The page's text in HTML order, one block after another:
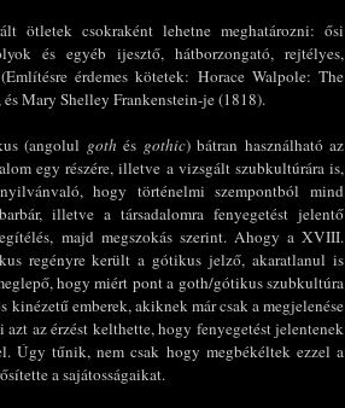
ötletek csokraként lehetne meghatározni: ősi
és egyéb ijesztő, hátborzongató, rejtélyes,
érdemes kötetek: Horace Walpole: The
Mary Shelley Frankenstein-je (1818).
(angolul goth és gothic) bátran használható az
egy részére, illetve a vizsgált szubkultúrára is,
hogy történelmi szempontból mind
illetve a társadalomra fenyegetést jelentő
majd megszokás szerint. Ahogy a XVIII.
regényre került a gótikus jelző, akaratlanul is
hogy miért pont a goth/gótikus szubkultúra
emberek, akiknek már csak a megjelenése
az érzést kelthette, hogy fenyegetést jelentenek
Úgy tűnik, nem csak hogy megbékéltek ezzel a
a sajátosságaikat.